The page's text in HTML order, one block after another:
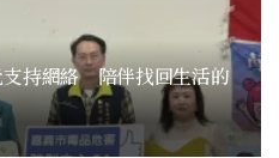
支持網絡 陪伴找回生活的